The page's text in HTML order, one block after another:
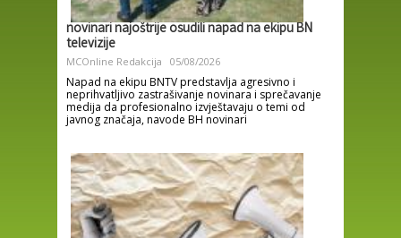
novinari najoštrije osudili napad na ekipu BN
televizije
MCOnline Redakcija 05/08/2026
Napad na ekipu BNTV predstavlja agresivno i
neprihvatljivo zastrašivanje novinara i sprečavanje
medija da profesionalno izvještavaju o temi od
javnog značaja, navode BH novinari